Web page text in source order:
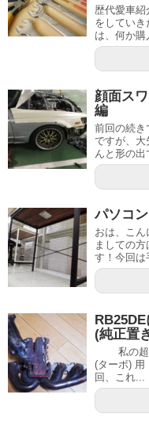
歴代愛車
をしてい
は、何か購
顔面ス
編
前回の続き
ですが、大
んと形の
パソコ
おは、こ
ましての
す！今回は
(純正置
私の超人
(ターボ) 用
回、これ...